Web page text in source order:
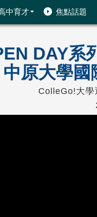
中育才 焦點話題
DAY系
中原大學國
ColleGo!大學